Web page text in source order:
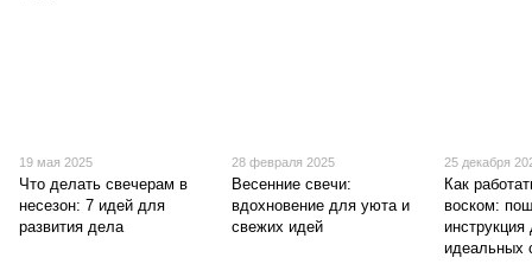
19 мая 2025
Что делать свечерам в
несезон: 7 идей для
развития дела
28 февраля 2025
Весенние свечи:
вдохновение для уюта и
свежих идей
25 декабря
Как
воском:
инструкция
идеальных